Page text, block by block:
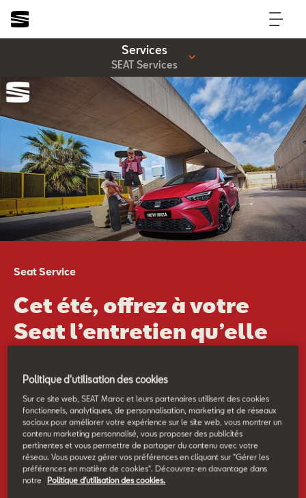
Services
SEAT Services
Seat Service
Cet été, offrez à votre
Seat l’entretien qu’elle
Jusqu’au 08 août, profitez de jusqu’à -20 % sur l’huile moteur,
les filtres, l’AdBlue, le liquide de boîte de vitesses et le freinage.
En savoir plus
Politique d'utilisation des cookies
Sur ce site web, SEAT Maroc et leurs partenaires utilisent des cookies
fonctionnels, analytiques, de personnalisation, marketing et de réseaux
sociaux pour améliorer votre expérience sur le site web, vous montrer un
contenu marketing personnalisé, vous proposer des publicités
pertinentes et vous permettre de partager du contenu avec votre
réseau. Vous pouvez gérer vos préférences en cliquant sur "Gérer les
préférences en matière de cookies". Découvrez-en davantage dans
notre
Politique d'utilisation des cookies.